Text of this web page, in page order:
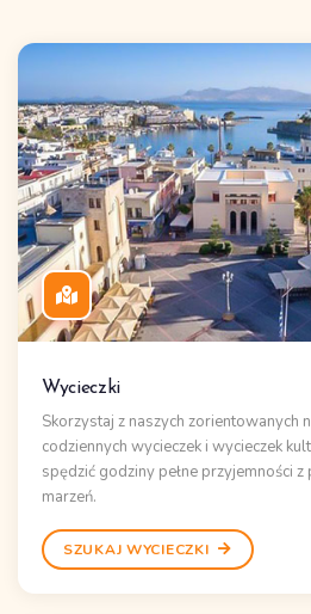
Wycieczki
Skorzystaj z naszych zorientowanych
codziennych wycieczek i wycieczek
spędzić godziny pełne przyjemności z
marzeń.
SZUKAJ WYCIECZKI